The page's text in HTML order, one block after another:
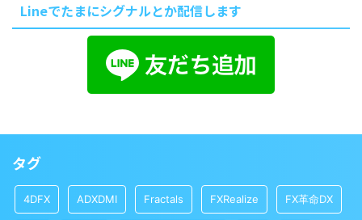
Lineでたまにシグナルとか配信します
タグ
4DFX ADXDMI Fractals FXRealize FX革命DX